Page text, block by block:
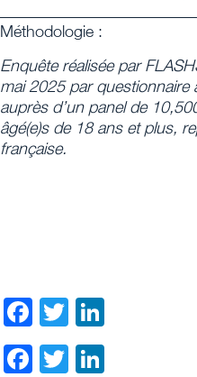
Méthodologie :
Enquête réalisée par
mai 2025 par questionnaire
auprès d’un panel de
âgé(e)s de 18 ans et plus,
française.
Facebook
Twitter
Facebook
Twitter